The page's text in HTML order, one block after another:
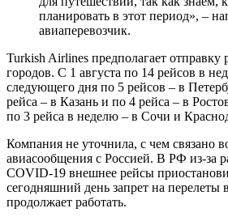
планировать в этот период», –
авиаперевозчик.
Turkish Airlines предполагает отправку
городов. С 1 августа по 14 рейсов в
следующего дня по 5 рейсов – в
рейса – в Казань и по 4 рейса – в
по 3 рейса в неделю – в Сочи и
Компания не уточнила, с чем связано
авиасообщения с Россией. В РФ из-за
COVID-19 внешнее рейсы
сегодняшний день запрет на перелеты
продолжает работать.